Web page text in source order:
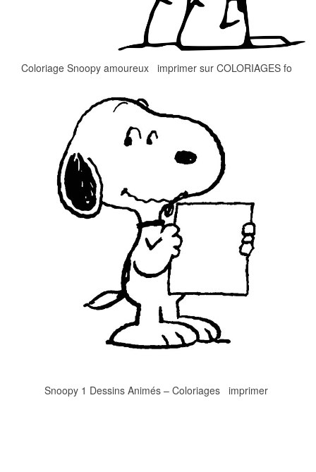
Coloriage Snoopy amoureux imprimer sur COLORIAGES fo
Snoopy 1 Dessins Animés – Coloriages imprimer